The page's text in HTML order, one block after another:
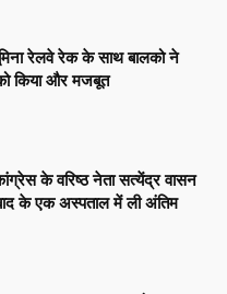
रेलवे रेक के साथ बालको ने
किया और मजबूत
के वरिष्ठ नेता सत्येंद्र वासन
के एक अस्पताल में ली अंतिम